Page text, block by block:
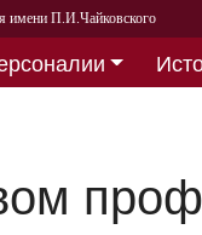
имени П.И.Чайковского